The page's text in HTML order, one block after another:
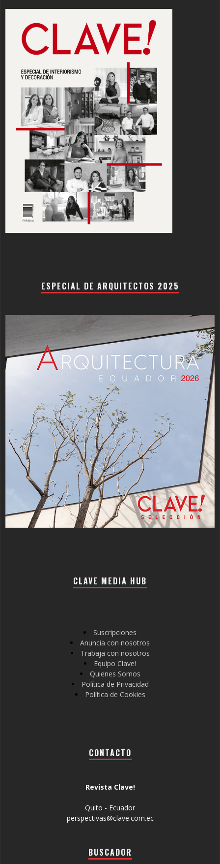
ESPECIAL DE ARQUITECTOS 2025
CLAVE MEDIA HUB
Suscripciones
Anuncia con nosotros
Trabaja con nosotros
Equipo Clave!
Quienes Somos
Política de Privacidad
Política de Cookies
CONTACTO
Revista Clave!
Quito - Ecuador
perspectivas@clave.com.ec
BUSCADOR